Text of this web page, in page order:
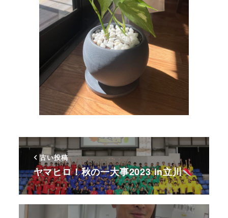
古い投稿
ヤマヒロ！秋の一大事2023 in立川